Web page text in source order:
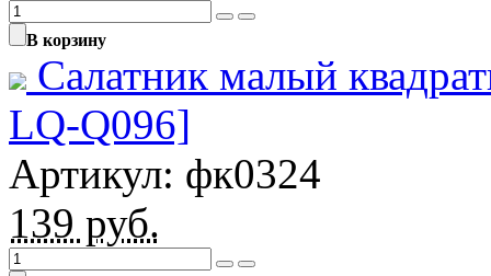
В корзину
Салатник малый
LQ-Q096]
Артикул: фк0324
139 руб.